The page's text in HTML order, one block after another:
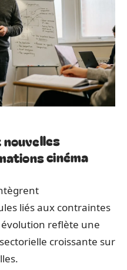
cinéma
liés aux contraintes
reflète une
croissante sur